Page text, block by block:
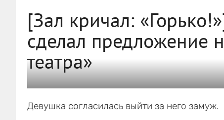
[Зал кричал:
сделал предложение
театра»
Девушка согласилась выйти за него замуж.